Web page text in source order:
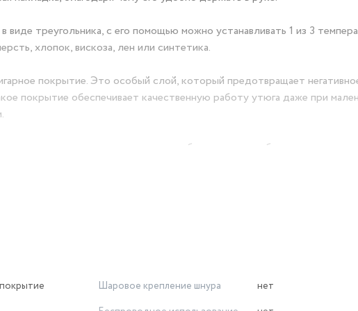
виде треугольника, с его помощью можно устанавливать 1 из 3
хлопок, вискоза, лен или синтетика.
покрытие. Это особый слой, который предотвращает
покрытие обеспечивает качественную работу утюга даже при
защитная силиконовая подставка, обеспечивающая безопасную
горячего утюга.
проливание, выставить температурный режим и отжать
необходимую температуру. Если ткань состоит из
Шаровое крепление шнура
нет